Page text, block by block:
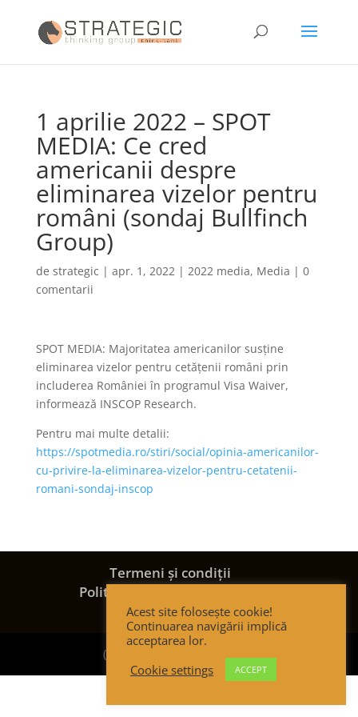
1 aprilie 2022 – SPOT
MEDIA: Ce cred
americanii despre
eliminarea vizelor pentru
români (sondaj Bullfinch
Group)
de strategic | apr. 1, 2022| 2022 media, Media | 0
comentarii
SPOT MEDIA: Majoritatea americanilor susține
eliminarea vizelor pentru cetățenii români prin
includerea României în programul Visa Waiver,
informează INSCOP Research.
Pentru mai multe detalii:
https://spotmedia.ro/stiri/social/opinia-americanilor-
cu-privire-la-eliminarea-vizelor-pentru-cetatenii-
romani-sondaj-inscop
Termeni și condiții
Politica de confidențialitate
Politica de cookies
(c) Strategic Thinking Group
Acest site folosește cookie!
Continuarea navigării implică
acceptarea lor.
Cookie settings
ACCEPT